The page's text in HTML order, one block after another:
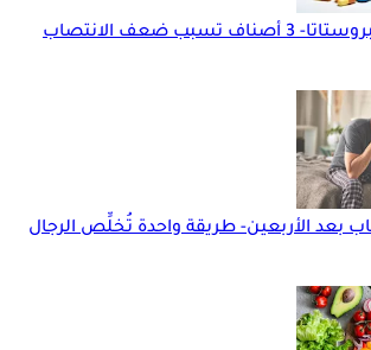
أضرار أدوية البروستاتا- 3 أصناف تسبب ضعف الانتصاب
بعد الأربعين- طريقة واحدة تُخلِّص الرجال